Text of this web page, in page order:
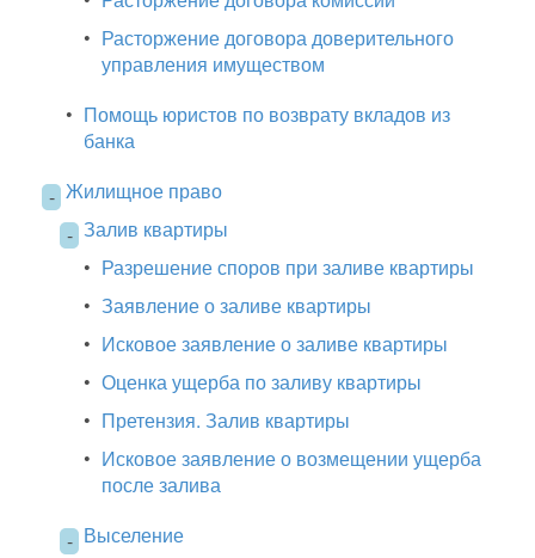
• Расторжение договора доверительного
управления имуществом
• Помощь юристов по возврату вкладов из
банка
- Жилищное право
- Залив квартиры
• Разрешение споров при заливе квартиры
• Заявление о заливе квартиры
• Исковое заявление о заливе квартиры
• Оценка ущерба по заливу квартиры
• Претензия. Залив квартиры
• Исковое заявление о возмещении ущерба
после залива
- Выселение